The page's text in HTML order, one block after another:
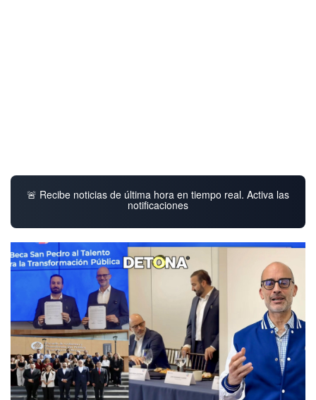
🚨 Recibe noticias de última hora en tiempo real. Activa las
notificaciones